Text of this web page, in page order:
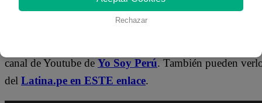
¿Dónde ver todos los capítulos de “Yo
canal de Youtube de Yo Soy Perú. También pueden
del Latina.pe en ESTE enlace.
Rechazar